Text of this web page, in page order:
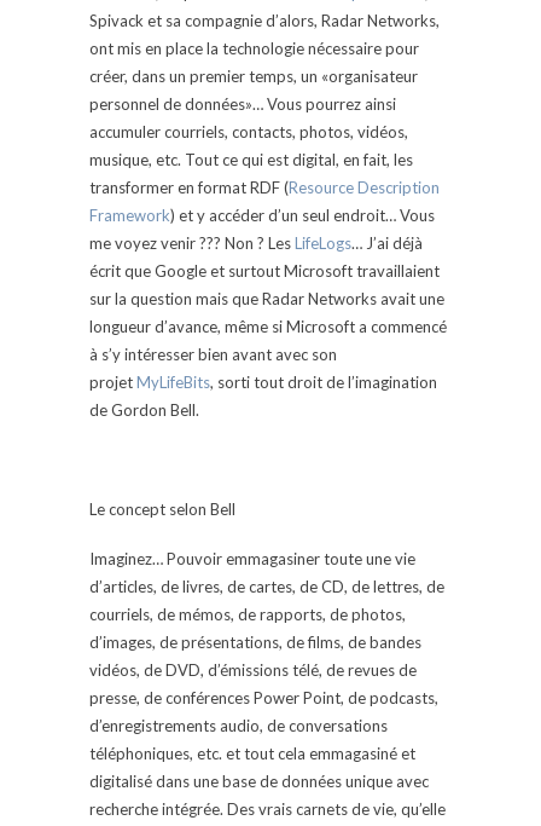
Spivack et sa compagnie d’alors, Radar Networks,
ont mis en place la technologie nécessaire pour
créer, dans un premier temps, un «organisateur
personnel de données»… Vous pourrez ainsi
accumuler courriels, contacts, photos, vidéos,
musique, etc. Tout ce qui est digital, en fait, les
transformer en format RDF (Resource Description
Framework) et y accéder d’un seul endroit… Vous
me voyez venir ??? Non ? LesLifeLogs… J’ai déjà
écrit que Google et surtout Microsoft travaillaient
sur la question mais que Radar Networks avait une
longueur d’avance, même si Microsoft a commencé
à s’y intéresser bien avant avec son
projetMyLifeBits, sorti tout droit de l’imagination
de Gordon Bell.
Le concept selon Bell
Imaginez… Pouvoir emmagasiner toute une vie
d’articles, de livres, de cartes, de CD, de lettres, de
courriels, de mémos, de rapports, de photos,
d’images, de présentations, de films, de bandes
vidéos, de DVD, d’émissions télé, de revues de
presse, de conférences Power Point, de podcasts,
d’enregistrements audio, de conversations
téléphoniques, etc. et tout cela emmagasiné et
digitalisé dans une base de données unique avec
recherche intégrée. Des vrais carnets de vie, qu’elle